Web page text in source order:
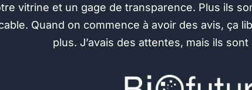
vitrine et un gage de transparence. Plus ils
Quand on commence à avoir des avis, ça
plus. J’avais des attentes, mais ils sont